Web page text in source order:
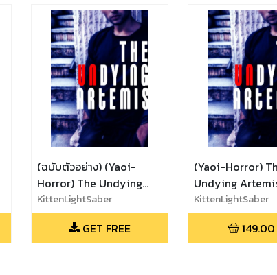
(ฉบับตัวอย่าง) (Yaoi-
Horror) The Undying
Artemis - โลกสยองของไอ
ดอลผู้ไม่มีวันตาย
KittenLightSaber
GET FREE
(Yaoi-Horror)
Undying
สยองของไอดอลผู้
ตาย
KittenLightSaber
149.00